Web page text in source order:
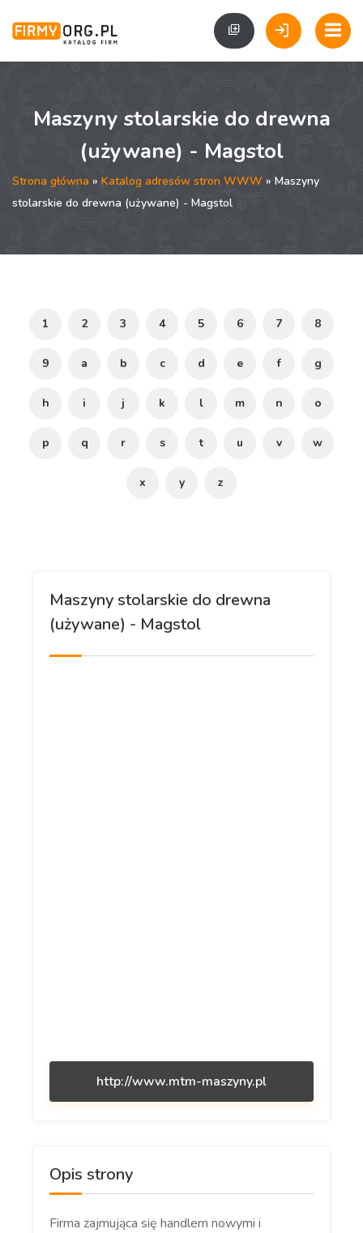
Maszyny stolarskie do drewna
(używane) - Magstol
Strona główna » Katalog adresów stron WWW » Maszyny
stolarskie do drewna (używane) - Magstol
1 2 3 4 5 6 7 8
9 a b c d e f g
h i j k l m n o
p q r s t u v w
x y z
Maszyny stolarskie do drewna
(używane) - Magstol
http://www.mtm-maszyny.pl
Opis strony
Firma zajmująca się handlem nowymi i